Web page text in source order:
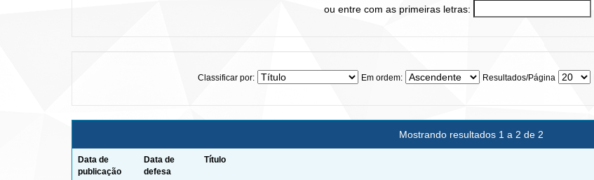
ou entre com as primeiras letras:
Classificar por: Em ordem: Resultados/Página
Mostrando resultados 1 a 2 de 2
Data de
publicação
Data de
defesa
Título